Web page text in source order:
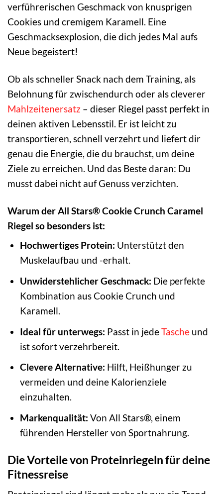
verführerischen Geschmack von knusprigen
Cookies und cremigem Karamell. Eine
Geschmacksexplosion, die dich jedes Mal aufs
Neue begeistert!
Ob als schneller Snack nach dem Training, als
Belohnung für zwischendurch oder als cleverer
Mahlzeitenersatz – dieser Riegel passt perfekt in
deinen aktiven Lebensstil. Er ist leicht zu
transportieren, schnell verzehrt und liefert dir
genau die Energie, die du brauchst, um deine
Ziele zu erreichen. Und das Beste daran: Du
musst dabei nicht auf Genuss verzichten.
Warum der All Stars® Cookie Crunch Caramel
Riegel so besonders ist:
Hochwertiges Protein: Unterstützt den
Muskelaufbau und -erhalt.
Unwiderstehlicher Geschmack: Die perfekte
Kombination aus Cookie Crunch und
Karamell.
Ideal für unterwegs: Passt in jedeTascheund
ist sofort verzehrbereit.
Clevere Alternative: Hilft, Heißhunger zu
vermeiden und deine Kalorienziele
einzuhalten.
Markenqualität: Von All Stars®, einem
führenden Hersteller von Sportnahrung.
Die Vorteile von Proteinriegeln für deine
Fitnessreise